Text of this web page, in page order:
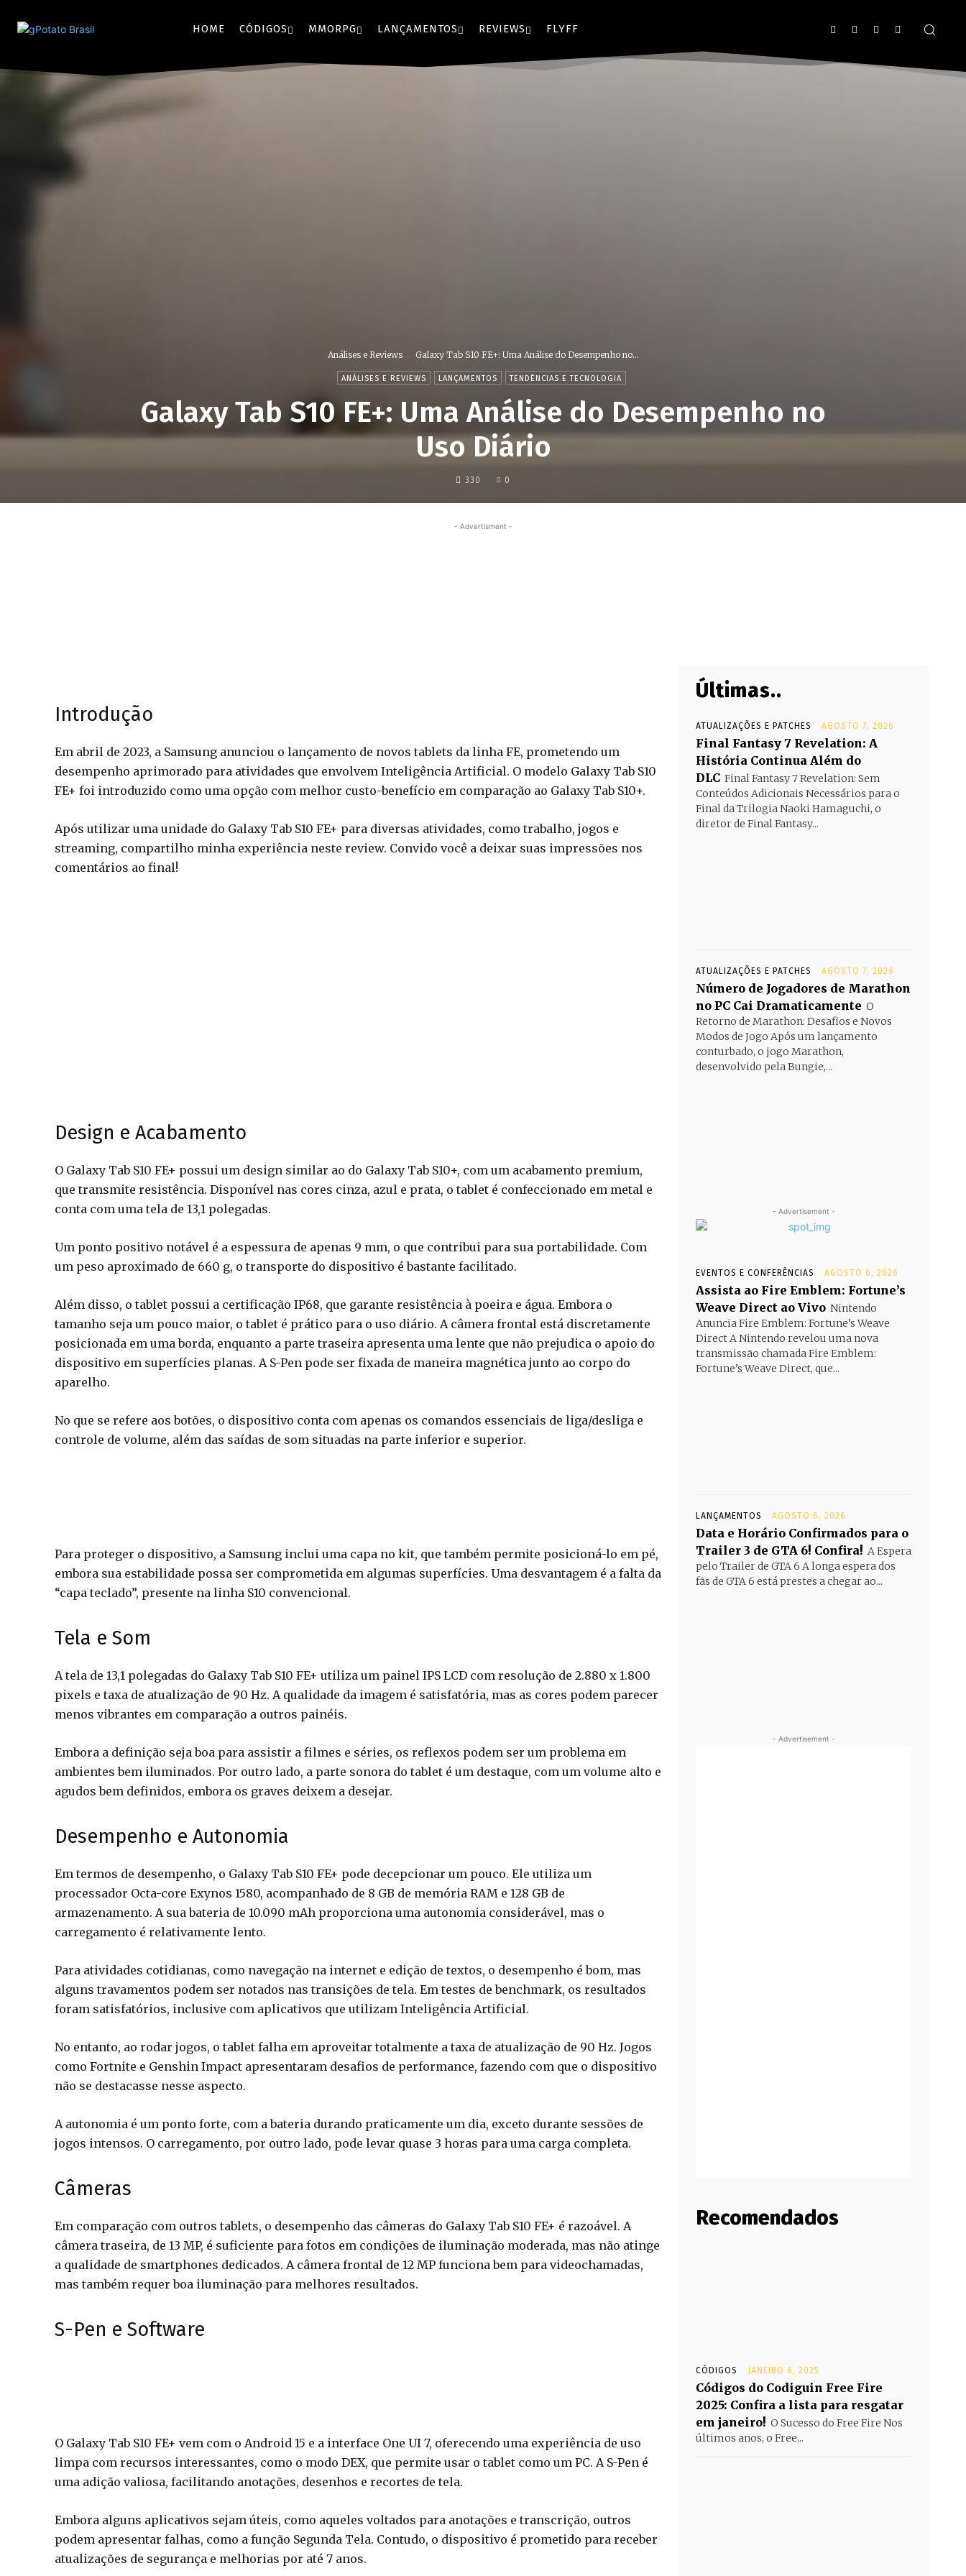
HOME CÓDIGOS MMORPG LANÇAMENTOS REVIEWS FLYFF
Análises e Reviews Galaxy Tab S10 FE+: Uma Análise do Desempenho no...
ANÁLISES E REVIEWS LANÇAMENTOS TENDÊNCIAS E TECNOLOGIA
Galaxy Tab S10 FE+: Uma Análise do Desempenho no
Uso Diário
330 0
- Advertisment -
Introdução
Em abril de 2023, a Samsung anunciou o lançamento de novos tablets da linha FE, prometendo um
desempenho aprimorado para atividades que envolvem Inteligência Artificial. O modelo Galaxy Tab S10
FE+ foi introduzido como uma opção com melhor custo-benefício em comparação ao Galaxy Tab S10+.
Após utilizar uma unidade do Galaxy Tab S10 FE+ para diversas atividades, como trabalho, jogos e
streaming, compartilho minha experiência neste review. Convido você a deixar suas impressões nos
comentários ao final!
Design e Acabamento
O Galaxy Tab S10 FE+ possui um design similar ao do Galaxy Tab S10+, com um acabamento premium,
que transmite resistência. Disponível nas cores cinza, azul e prata, o tablet é confeccionado em metal e
conta com uma tela de 13,1 polegadas.
Um ponto positivo notável é a espessura de apenas 9 mm, o que contribui para sua portabilidade. Com
um peso aproximado de 660 g, o transporte do dispositivo é bastante facilitado.
Além disso, o tablet possui a certificação IP68, que garante resistência à poeira e água. Embora o
tamanho seja um pouco maior, o tablet é prático para o uso diário. A câmera frontal está discretamente
posicionada em uma borda, enquanto a parte traseira apresenta uma lente que não prejudica o apoio do
dispositivo em superfícies planas. A S-Pen pode ser fixada de maneira magnética junto ao corpo do
aparelho.
No que se refere aos botões, o dispositivo conta com apenas os comandos essenciais de liga/desliga e
controle de volume, além das saídas de som situadas na parte inferior e superior.
Para proteger o dispositivo, a Samsung inclui uma capa no kit, que também permite posicioná-lo em pé,
embora sua estabilidade possa ser comprometida em algumas superfícies. Uma desvantagem é a falta da
“capa teclado”, presente na linha S10 convencional.
Tela e Som
A tela de 13,1 polegadas do Galaxy Tab S10 FE+ utiliza um painel IPS LCD com resolução de 2.880 x 1.800
pixels e taxa de atualização de 90 Hz. A qualidade da imagem é satisfatória, mas as cores podem parecer
menos vibrantes em comparação a outros painéis.
Embora a definição seja boa para assistir a filmes e séries, os reflexos podem ser um problema em
ambientes bem iluminados. Por outro lado, a parte sonora do tablet é um destaque, com um volume alto e
agudos bem definidos, embora os graves deixem a desejar.
Desempenho e Autonomia
Em termos de desempenho, o Galaxy Tab S10 FE+ pode decepcionar um pouco. Ele utiliza um
processador Octa-core Exynos 1580, acompanhado de 8 GB de memória RAM e 128 GB de
armazenamento. A sua bateria de 10.090 mAh proporciona uma autonomia considerável, mas o
carregamento é relativamente lento.
Para atividades cotidianas, como navegação na internet e edição de textos, o desempenho é bom, mas
alguns travamentos podem ser notados nas transições de tela. Em testes de benchmark, os resultados
foram satisfatórios, inclusive com aplicativos que utilizam Inteligência Artificial.
No entanto, ao rodar jogos, o tablet falha em aproveitar totalmente a taxa de atualização de 90 Hz. Jogos
como Fortnite e Genshin Impact apresentaram desafios de performance, fazendo com que o dispositivo
não se destacasse nesse aspecto.
A autonomia é um ponto forte, com a bateria durando praticamente um dia, exceto durante sessões de
jogos intensos. O carregamento, por outro lado, pode levar quase 3 horas para uma carga completa.
Câmeras
Em comparação com outros tablets, o desempenho das câmeras do Galaxy Tab S10 FE+ é razoável. A
câmera traseira, de 13 MP, é suficiente para fotos em condições de iluminação moderada, mas não atinge
a qualidade de smartphones dedicados. A câmera frontal de 12 MP funciona bem para videochamadas,
mas também requer boa iluminação para melhores resultados.
S-Pen e Software
O Galaxy Tab S10 FE+ vem com o Android 15 e a interface One UI 7, oferecendo uma experiência de uso
limpa com recursos interessantes, como o modo DEX, que permite usar o tablet como um PC. A S-Pen é
uma adição valiosa, facilitando anotações, desenhos e recortes de tela.
Embora alguns aplicativos sejam úteis, como aqueles voltados para anotações e transcrição, outros
podem apresentar falhas, como a função Segunda Tela. Contudo, o dispositivo é prometido para receber
atualizações de segurança e melhorias por até 7 anos.
Últimas..
ATUALIZAÇÕES E PATCHES AGOSTO 7, 2026
Final Fantasy 7 Revelation: A
História Continua Além do
DLC Final Fantasy 7 Revelation: Sem
Conteúdos Adicionais Necessários para o
Final da Trilogia Naoki Hamaguchi, o
diretor de Final Fantasy...
ATUALIZAÇÕES E PATCHES AGOSTO 7, 2026
Número de Jogadores de Marathon
no PC Cai Dramaticamente O
Retorno de Marathon: Desafios e Novos
Modos de Jogo Após um lançamento
conturbado, o jogo Marathon,
desenvolvido pela Bungie,...
- Advertisement -
EVENTOS E CONFERÊNCIAS AGOSTO 6, 2026
Assista ao Fire Emblem: Fortune’s
Weave Direct ao Vivo Nintendo
Anuncia Fire Emblem: Fortune’s Weave
Direct A Nintendo revelou uma nova
transmissão chamada Fire Emblem:
Fortune’s Weave Direct, que...
LANÇAMENTOS AGOSTO 6, 2026
Data e Horário Confirmados para o
Trailer 3 de GTA 6! Confira! A Espera
pelo Trailer de GTA 6 A longa espera dos
fãs de GTA 6 está prestes a chegar ao...
- Advertisement -
Recomendados
CÓDIGOS JANEIRO 6, 2025
Códigos do Codiguin Free Fire
2025: Confira a lista para resgatar
em janeiro! O Sucesso do Free Fire Nos
últimos anos, o Free...